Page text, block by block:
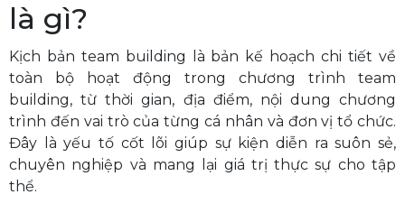
là gì?
Kịch bản team building là bản kế hoạch chi tiết về
toàn bộ hoạt động trong chương trình team
building, từ thời gian, địa điểm, nội dung chương
trình đến vai trò của từng cá nhân và đơn vị tổ chức.
Đây là yếu tố cốt lõi giúp sự kiện diễn ra suôn sẻ,
chuyên nghiệp và mang lại giá trị thực sự cho tập
thể.